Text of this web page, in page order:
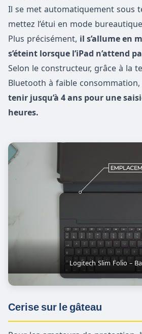
Il se met automatiquement sous
mettez l’étui en mode
Plus précisément, il s’allume en
s’éteint lorsque l’iPad n’attend
Selon le constructeur, grâce à la
Bluetooth à faible consommation,
tenir jusqu’à 4 ans pour une
heures.
Logitech Slim Folio –
Cerise sur le gâteau